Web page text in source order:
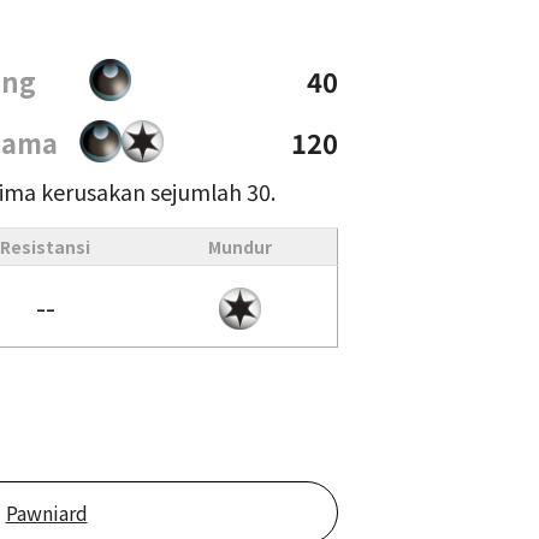
40
120
kerusakan sejumlah 30.
Resistansi Mundur
--
Pawniard